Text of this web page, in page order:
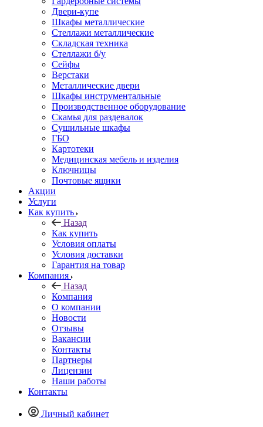
Двери-купе
Шкафы металлические
Стеллажи металлические
Складская техника
Стеллажи б/у
Сейфы
Верстаки
Металлические двери
Шкафы инструментальные
Производственное оборудование
Скамья для раздевалок
Сушильные шкафы
ГБО
Картотеки
Медицинская мебель и изделия
Ключницы
Почтовые ящики
Акции
Услуги
Как купить
Назад
Как купить
Условия оплаты
Условия доставки
Гарантия на товар
Компания
Назад
Компания
О компании
Новости
Отзывы
Вакансии
Контакты
Партнеры
Лицензии
Наши работы
Контакты
Личный кабинет